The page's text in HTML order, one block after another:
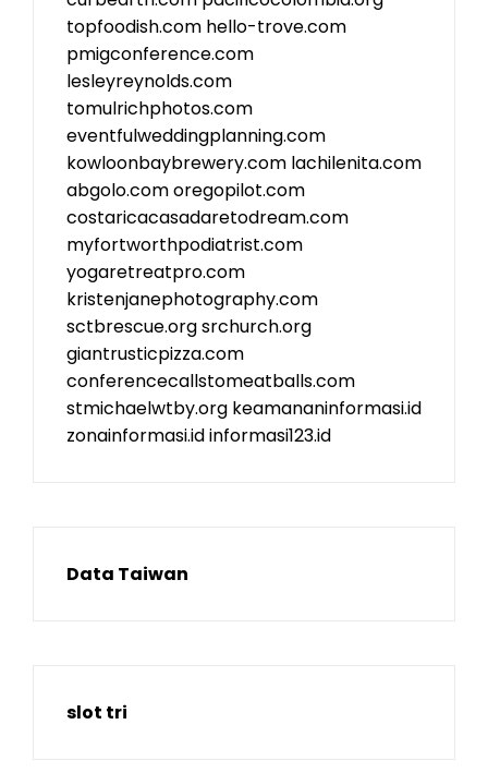
topfoodish.com hello-trove.com
pmigconference.com
lesleyreynolds.com
tomulrichphotos.com
eventfulweddingplanning.com
kowloonbaybrewery.com lachilenita.com
abgolo.comoregopilot.com
costaricacasadaretodream.com
myfortworthpodiatrist.com
yogaretreatpro.com
kristenjanephotography.com
sctbrescue.orgsrchurch.org
giantrusticpizza.com
conferencecallstomeatballs.com
stmichaelwtby.org keamananinformasi.id
zonainformasi.idinformasi123.id
Data Taiwan
slot tri